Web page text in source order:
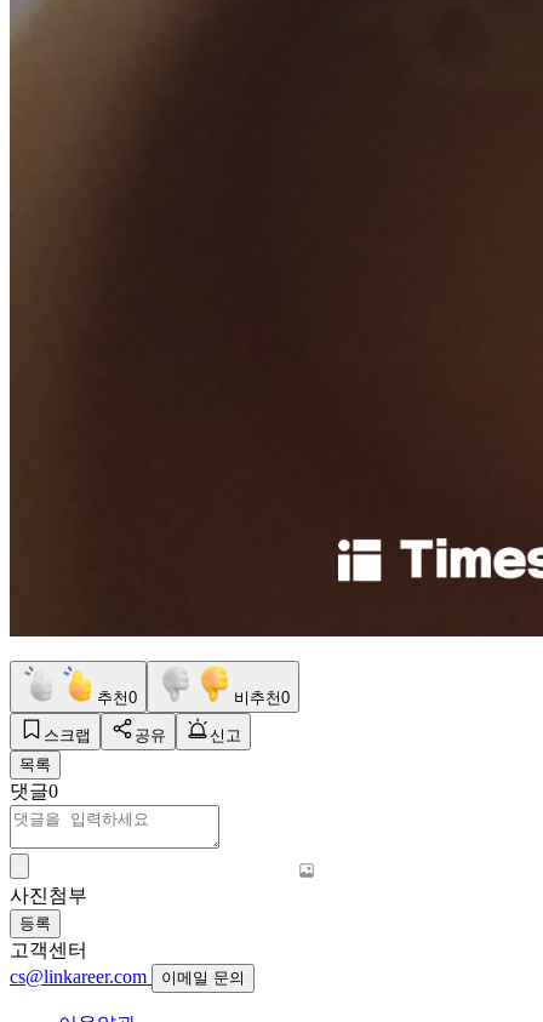
추천0 비추천0
스크랩 공유
신고
목록
댓글0
사진첨부
등록
고객센터
cs@linkareer.com
이메일 문의